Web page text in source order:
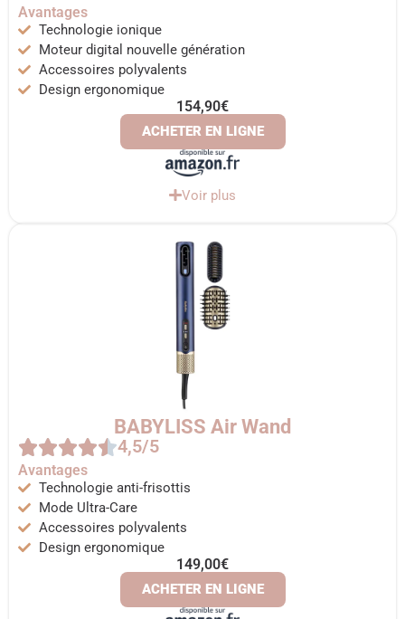
Avantages
Technologie ionique
Moteur digital nouvelle génération
Accessoires polyvalents
Design ergonomique
154,90€
ACHETER EN LIGNE
Voir plus
BABYLISS Air Wand
4,5/5
Avantages
Technologie anti-frisottis
Mode Ultra-Care
Accessoires polyvalents
Design ergonomique
149,00€
ACHETER EN LIGNE